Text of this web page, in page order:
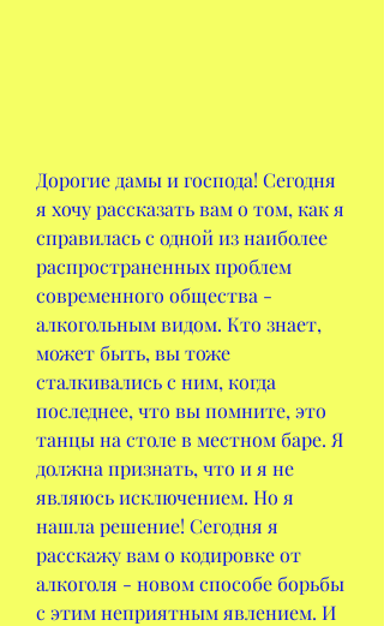
Дорогие дамы и господа! Сегодня
я хочу рассказать вам о том, как я
справилась с одной из наиболее
распространенных проблем
современного общества -
алкогольным видом. Кто знает,
может быть, вы тоже
сталкивались с ним, когда
последнее, что вы помните, это
танцы на столе в местном баре. Я
должна признать, что и я не
являюсь исключением. Но я
нашла решение! Сегодня я
расскажу вам о кодировке от
алкоголя - новом способе борьбы
с этим неприятным явлением. И